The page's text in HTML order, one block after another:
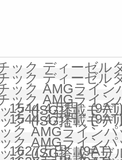
ック ディーゼ
ック ディーゼ
ック AMGライ
1544.4万円
ック AMGライ
1544.4万円
ク (ISG搭載モ
ク (ISG搭載モ
ク AMGライン
1627万円 (9AT)
ク AMGライン
ク (ISG搭載モ